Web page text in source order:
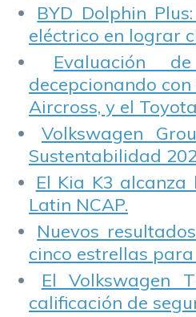
BYD Dolphin
eléctrico en lograr
Evaluación
decepcionando
Aircross, y el
Volkswagen
Sustentabilidad
El Kia K3
Latin NCAP.
Nuevos
cinco estrellas para
El Volkswagen
calificación de